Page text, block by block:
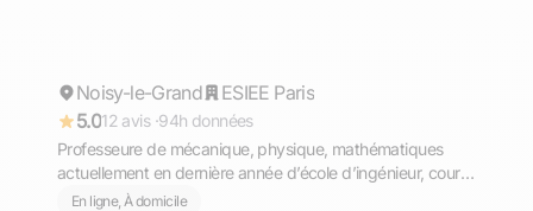
Répond rapidement
Noisy-le-Grand
ESIEE Paris
5.012 avis ·94h données
Professeure de mécanique, physique, mathématiques
actuellement en dernière année d’école d’ingénieur, cours
en ligne
En ligne, À domicile